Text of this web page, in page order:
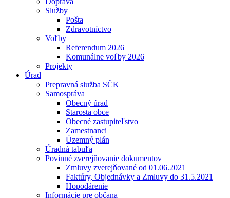
Služby
Pošta
Zdravotníctvo
Voľby
Referendum 2026
Komunálne voľby 2026
Projekty
Úrad
Prepravná služba SČK
Samospráva
Obecný úrad
Starosta obce
Obecné zastupiteľstvo
Zamestnanci
Územný plán
Úradná tabuľa
Povinné zverejňovanie dokumentov
Zmluvy zverejňované od 01.06.2021
Faktúry, Objednávky a Zmluvy do 31.5.2021
Hopodárenie
Informácie pre občana